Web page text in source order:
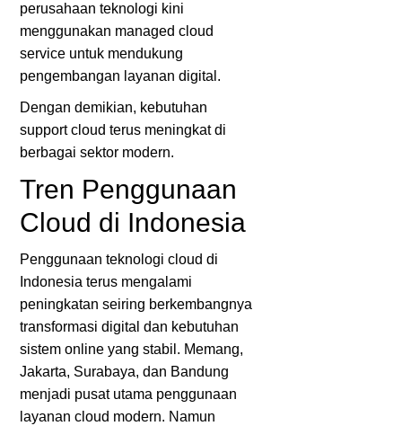
perusahaan teknologi kini
menggunakan managed cloud
service untuk mendukung
pengembangan layanan digital.
Dengan demikian, kebutuhan
support cloud terus meningkat di
berbagai sektor modern.
Tren Penggunaan
Cloud di Indonesia
Penggunaan teknologi cloud di
Indonesia terus mengalami
peningkatan seiring berkembangnya
transformasi digital dan kebutuhan
sistem online yang stabil. Memang,
Jakarta, Surabaya, dan Bandung
menjadi pusat utama penggunaan
layanan cloud modern. Namun